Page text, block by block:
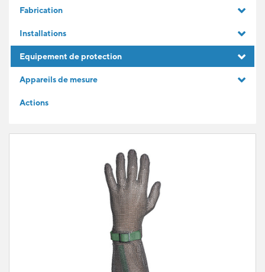
IDÉES CADEAUX
BLOG
Fabrication
Installations
Equipement de protection
Appareils de mesure
Actions